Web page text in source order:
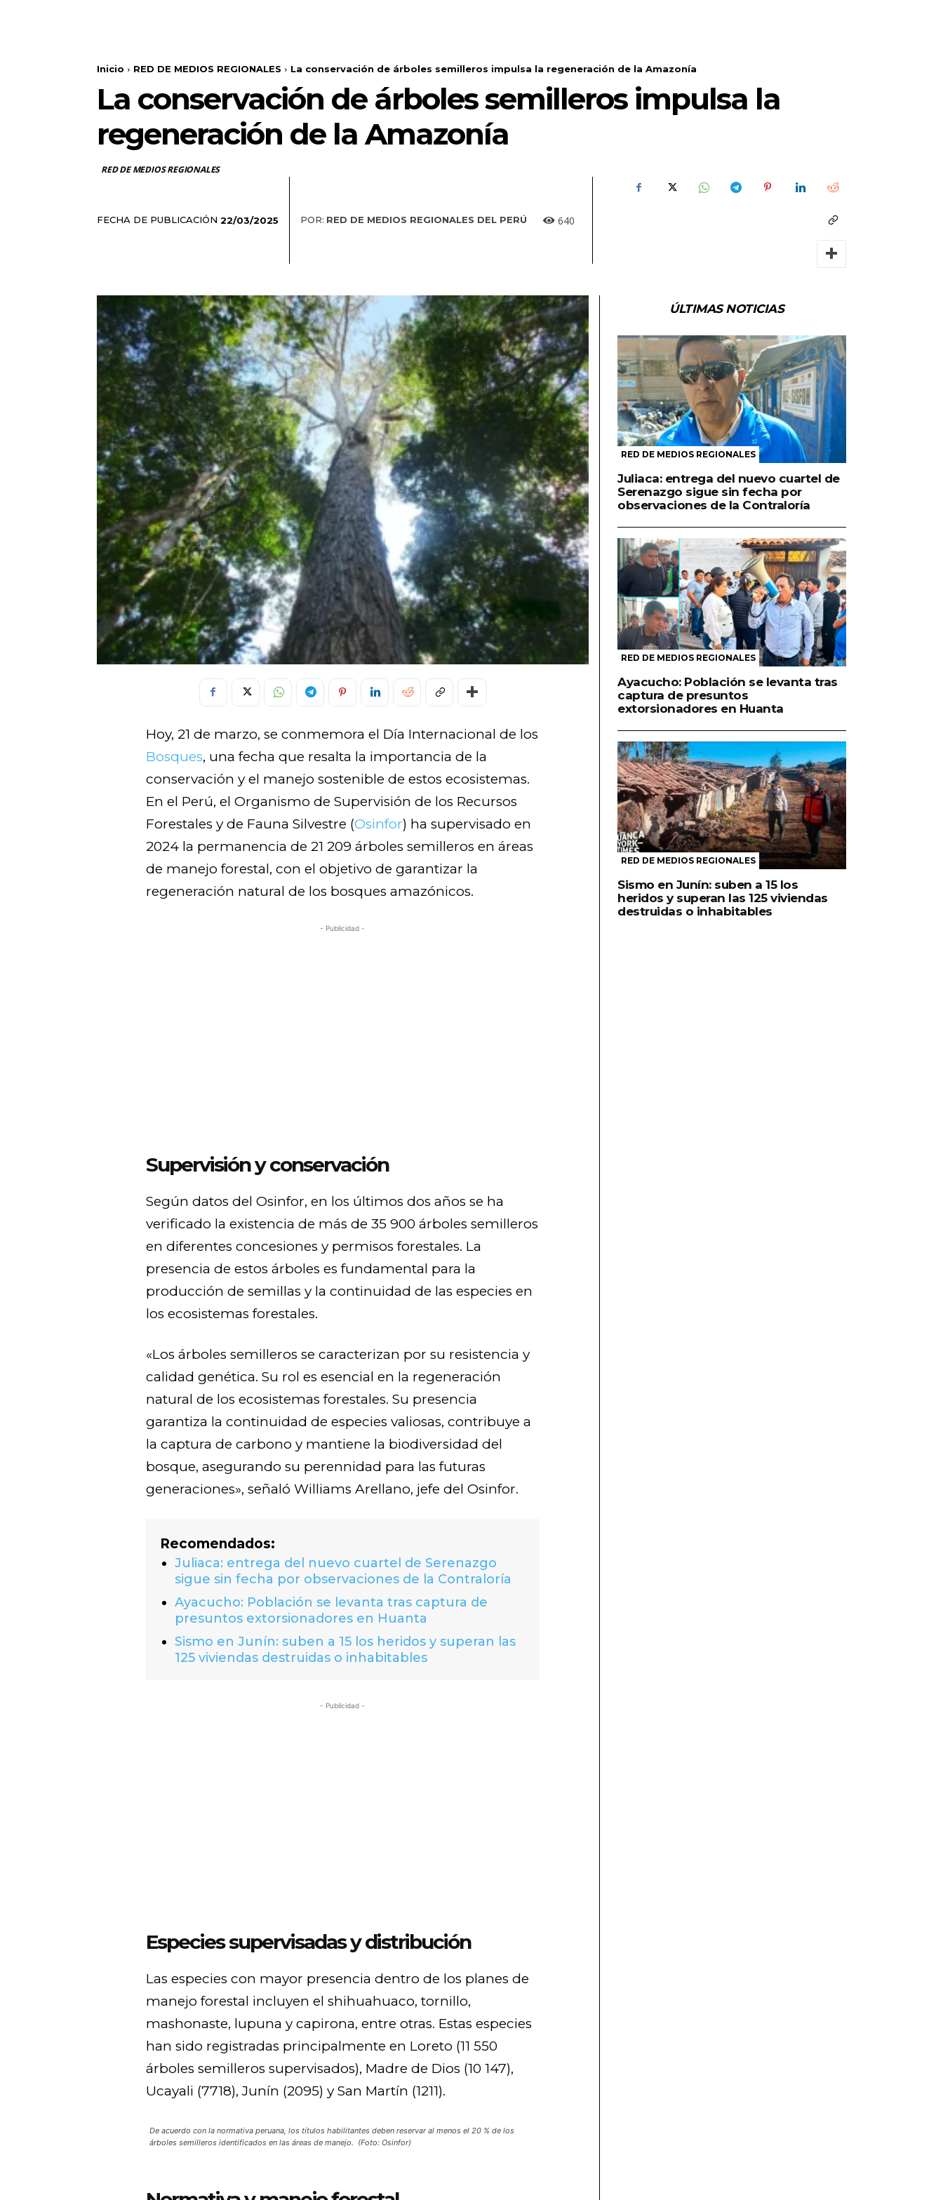
Inicio RED DE MEDIOS REGIONALES La conservación de árboles semilleros impulsa la regeneración de la Amazonía
La conservación de árboles semilleros impulsa la
regeneración de la Amazonía
RED DE MEDIOS REGIONALES
FECHA DE PUBLICACIÓN 22/03/2025 POR: RED DE MEDIOS REGIONALES DEL PERÚ 640
Hoy, 21 de marzo, se conmemora el Día Internacional de los
Bosques, una fecha que resalta la importancia de la
conservación y el manejo sostenible de estos ecosistemas.
En el Perú, el Organismo de Supervisión de los Recursos
Forestales y de Fauna Silvestre (Osinfor) ha supervisado en
2024 la permanencia de 21 209 árboles semilleros en áreas
de manejo forestal, con el objetivo de garantizar la
regeneración natural de los bosques amazónicos.
- Publicidad -
Supervisión y conservación
Según datos del Osinfor, en los últimos dos años se ha
verificado la existencia de más de 35 900 árboles semilleros
en diferentes concesiones y permisos forestales. La
presencia de estos árboles es fundamental para la
producción de semillas y la continuidad de las especies en
los ecosistemas forestales.
«Los árboles semilleros se caracterizan por su resistencia y
calidad genética. Su rol es esencial en la regeneración
natural de los ecosistemas forestales. Su presencia
garantiza la continuidad de especies valiosas, contribuye a
la captura de carbono y mantiene la biodiversidad del
bosque, asegurando su perennidad para las futuras
generaciones», señaló Williams Arellano, jefe del Osinfor.
Recomendados:
Juliaca: entrega del nuevo cuartel de Serenazgo
sigue sin fecha por observaciones de la Contraloría
Ayacucho: Población se levanta tras captura de
presuntos extorsionadores en Huanta
Sismo en Junín: suben a 15 los heridos y superan las
125 viviendas destruidas o inhabitables
- Publicidad -
Especies supervisadas y distribución
Las especies con mayor presencia dentro de los planes de
manejo forestal incluyen el shihuahuaco, tornillo,
mashonaste, lupuna y capirona, entre otras. Estas especies
han sido registradas principalmente en Loreto (11 550
árboles semilleros supervisados), Madre de Dios (10 147),
Ucayali (7718), Junín (2095) y San Martín (1211).
De acuerdo con la normativa peruana, los títulos habilitantes deben reservar al menos el 20 % de los
árboles semilleros identificados en las áreas de manejo. (Foto: Osinfor)
ÚLTIMAS NOTICIAS
RED DE MEDIOS REGIONALES
Juliaca: entrega del nuevo cuartel de
Serenazgo sigue sin fecha por
observaciones de la Contraloría
RED DE MEDIOS REGIONALES
Ayacucho: Población se levanta tras
captura de presuntos
extorsionadores en Huanta
RED DE MEDIOS REGIONALES
Sismo en Junín: suben a 15 los
heridos y superan las 125 viviendas
destruidas o inhabitables